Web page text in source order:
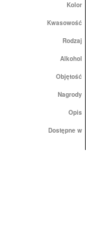
Kolor
Kwasowość
Rodzaj
Alkohol
Objętość
Nagrody
Opis
Dostępne w